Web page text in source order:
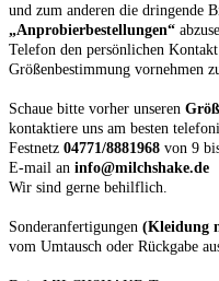
und zum anderen die dringende
„Anprobierbestellungen“
Telefon den persönlichen
Größenbestimmung vornehmen
Schaue bitte vorher unseren
kontaktiere uns am besten
Festnetz 04771/8881968 von 9
E-mail an info@milchshake.de
Wir sind gerne behilflich.
Sonderanfertigungen (Kleidung
vom Umtausch oder Rückgabe